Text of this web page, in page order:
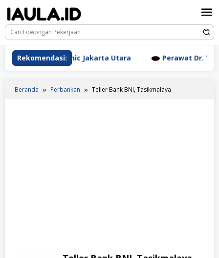
konten
Rekomendasi:
Clinic Jakarta Utara Perawat Dr. Triyanti
Beranda Perbankan Teller Bank BNI, Tasikmalaya